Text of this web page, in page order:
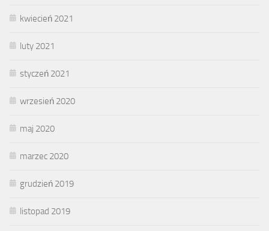
kwiecień 2021
luty 2021
styczeń 2021
wrzesień 2020
maj 2020
marzec 2020
grudzień 2019
listopad 2019